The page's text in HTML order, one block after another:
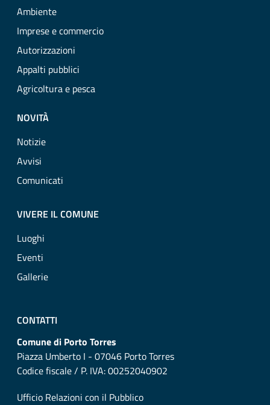
Ambiente
Imprese e commercio
Autorizzazioni
Appalti pubblici
Agricoltura e pesca
NOVITÀ
Notizie
Avvisi
Comunicati
VIVERE IL COMUNE
Luoghi
Eventi
Gallerie
CONTATTI
Comune di Porto Torres
Piazza Umberto I - 07046 Porto Torres
Codice fiscale / P. IVA: 00252040902
Ufficio Relazioni con il Pubblico